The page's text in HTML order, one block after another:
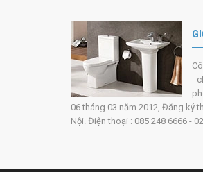
-
06 tháng 03 năm 2012, Đăng ký
Nội. Điện thoại : 085 248 6666 -